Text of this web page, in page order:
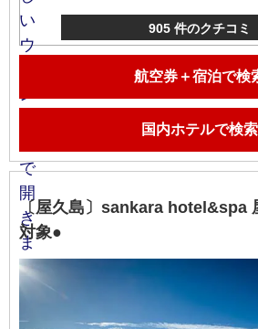
905 件のクチコミ
航空券＋宿泊で検
国内ホテルで検索
〔屋久島〕sankara
対象●